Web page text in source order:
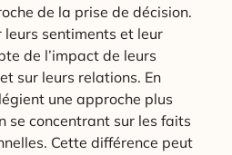
de la prise de décision.
leurs sentiments et leur
de l’impact de leurs
sur leurs relations. En
une approche plus
se concentrant sur les faits
Cette différence peut